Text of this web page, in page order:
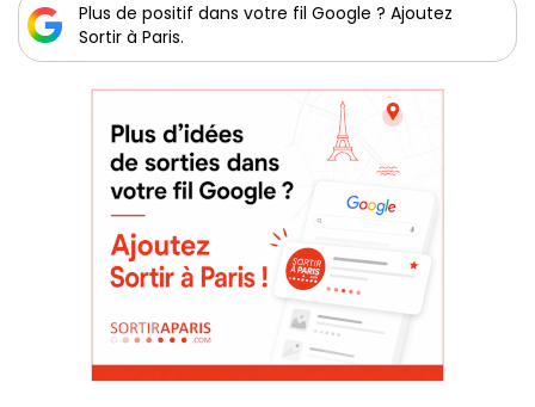
Plus de positif dans votre fil Google ? Ajoutez
Sortir à Paris.